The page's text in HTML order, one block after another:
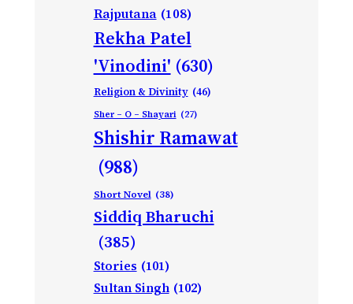
Rajputana (108)
Rekha Patel
'Vinodini' (630)
Religion & Divinity (46)
Sher – O – Shayari (27)
Shishir Ramawat
(988)
Short Novel (38)
Siddiq Bharuchi
(385)
Stories (101)
Sultan Singh (102)